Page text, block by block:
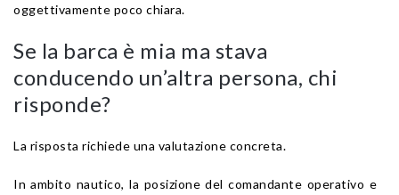
oggettivamente poco chiara.
Se la barca è mia ma stava
conducendo un’altra persona, chi
risponde?
La risposta richiede una valutazione concreta.
In ambito nautico, la posizione del comandante operativo e